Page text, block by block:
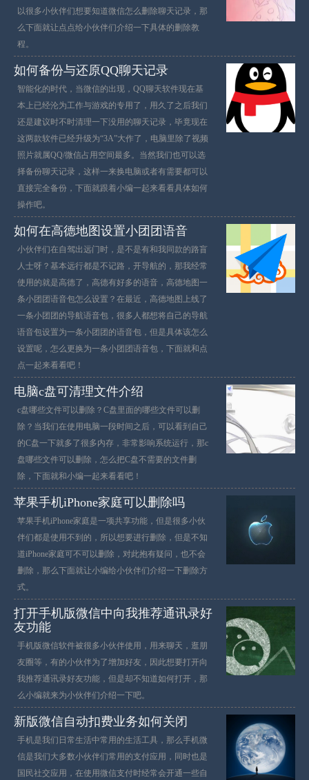
以很多小伙伴们想要知道微信怎么删除聊天记录，那
么下面就让点点给小伙伴们介绍一下具体的删除教
程。
如何备份与还原QQ聊天记录
智能化的时代，当微信的出现，QQ聊天软件现在基
本上已经沦为工作与游戏的专用了，用久了之后我们
还是建议时不时清理一下没用的聊天记录，毕竟现在
这两款软件已经升级为“3A”大作了，电脑里除了视频
照片就属QQ/微信占用空间最多。当然我们也可以选
择备份聊天记录，这样一来换电脑或者有需要都可以
直接完全备份，下面就跟着小编一起来看看具体如何
操作吧。
如何在高德地图设置小团团语音
小伙伴们在自驾出远门时，是不是有和我同款的路盲
人士呀？基本远行都是不记路，开导航的，那我经常
使用的就是高德了，高德有好多的语音，高德地图一
条小团团语音包怎么设置？在最近，高德地图上线了
一条小团团的导航语音包，很多人都想将自己的导航
语音包设置为一条小团团的语音包，但是具体该怎么
设置呢，怎么更换为一条小团团语音包，下面就和点
点一起来看看吧！
电脑c盘可清理文件介绍
c盘哪些文件可以删除？C盘里面的哪些文件可以删
除？当我们在使用电脑一段时间之后，可以看到自己
的C盘一下就多了很多内存，非常影响系统运行，那c
盘哪些文件可以删除，怎么把C盘不需要的文件删
除，下面就和小编一起来看看吧！
苹果手机iPhone家庭可以删除吗
苹果手机iPhone家庭是一项共享功能，但是很多小伙
伴们都是使用不到的，所以想要进行删除，但是不知
道iPhone家庭可不可以删除，对此抱有疑问，也不会
删除，那么下面就让小编给小伙伴们介绍一下删除方
式。
打开手机版微信中向我推荐通讯录好
友功能
手机版微信软件被很多小伙伴使用，用来聊天，逛朋
友圈等，有的小伙伴为了增加好友，因此想要打开向
我推荐通讯录好友功能，但是却不知道如何打开，那
么小编就来为小伙伴们介绍一下吧。
新版微信自动扣费业务如何关闭
手机是我们日常生活中常用的生活工具，那么手机微
信是我们大多数小伙伴们常用的支付应用，同时也是
国民社交应用，在使用微信支付时经常会开通一些自